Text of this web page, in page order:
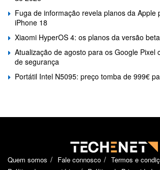
Fuga de informação revela planos da Apple
iPhone 18
Xiaomi HyperOS 4: os planos da versão
Atualização de agosto para os Google Pixel
de segurança
Portátil Intel N5095: preço tomba de 999€
Quem somos Fale connosco
Termos e